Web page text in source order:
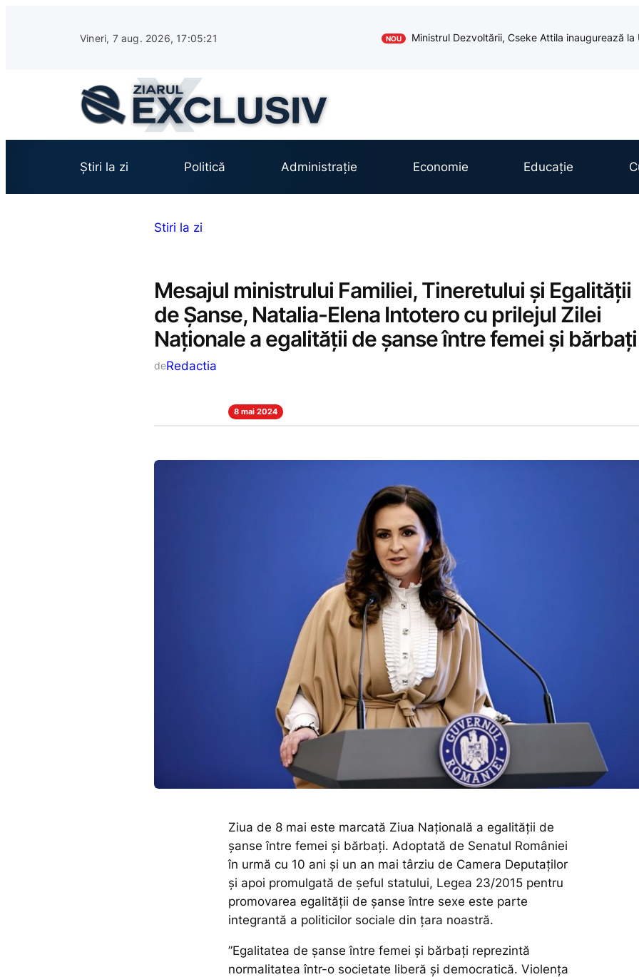
Vineri, 7 aug. 2026, 17:05:22 NOU Ministrul Dezvoltării, Cseke Attila inaugurează
Știri la zi Politică Administrație Economie Educație
Stiri la zi
Mesajul ministrului Familiei, Tineretului și Egalității
de Șanse, Natalia-Elena Intotero cu prilejul Zilei
Naționale a egalității de şanse între femei şi bărbaţi
deRedactia
8 mai 2024
Ziua de 8 mai este marcată Ziua Națională a egalității de
şanse între femei şi bărbaţi. Adoptată de Senatul României
în urmă cu 10 ani și un an mai târziu de Camera Deputaților
și apoi promulgată de șeful statului, Legea 23/2015 pentru
promovarea egalităţii de şanse între sexe este parte
integrantă a politicilor sociale din țara noastră.
”Egalitatea de şanse între femei şi bărbaţi reprezintă
normalitatea într-o societate liberă şi democratică. Violenţa